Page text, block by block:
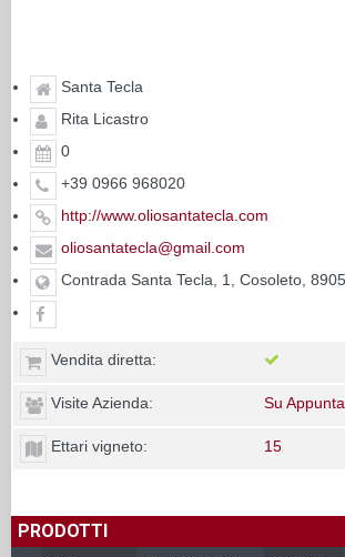
Santa Tecla
Rita Licastro
0
+39 0966 968020
http://www.oliosantatecla.com
oliosantatecla@gmail.com
Contrada Santa Tecla, 1, Cosoleto,
Vendita diretta:
Visite Azienda: Su
Ettari vigneto: 15
PRODOTTI